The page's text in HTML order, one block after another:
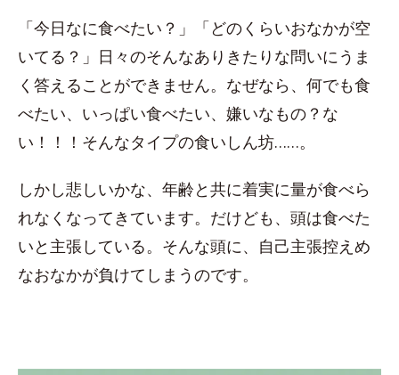
「今日なに食べたい？」「どのくらいおなかが空
いてる？」日々のそんなありきたりな問いにうま
く答えることができません。なぜなら、何でも食
べたい、いっぱい食べたい、嫌いなもの？な
い！！！そんなタイプの食いしん坊……。
しかし悲しいかな、年齢と共に着実に量が食べら
れなくなってきています。だけども、頭は食べた
いと主張している。そんな頭に、自己主張控えめ
なおなかが負けてしまうのです。